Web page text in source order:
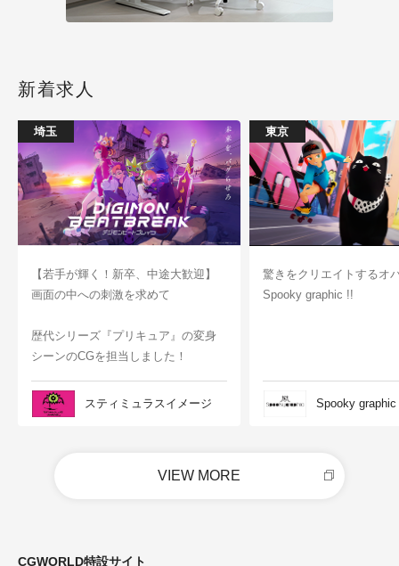
新着求人
埼玉
【若手が輝く！新卒、中途大歓迎】
画面の中への刺激を求めて
歴代シリーズ『プリキュア』の変身
シーンのCGを担当しました！
スティミュラスイメージ
東京
驚きをクリエイトするオ
Spooky graphic !!
Spooky graphic
VIEW MORE
CGWORLD特設サイト